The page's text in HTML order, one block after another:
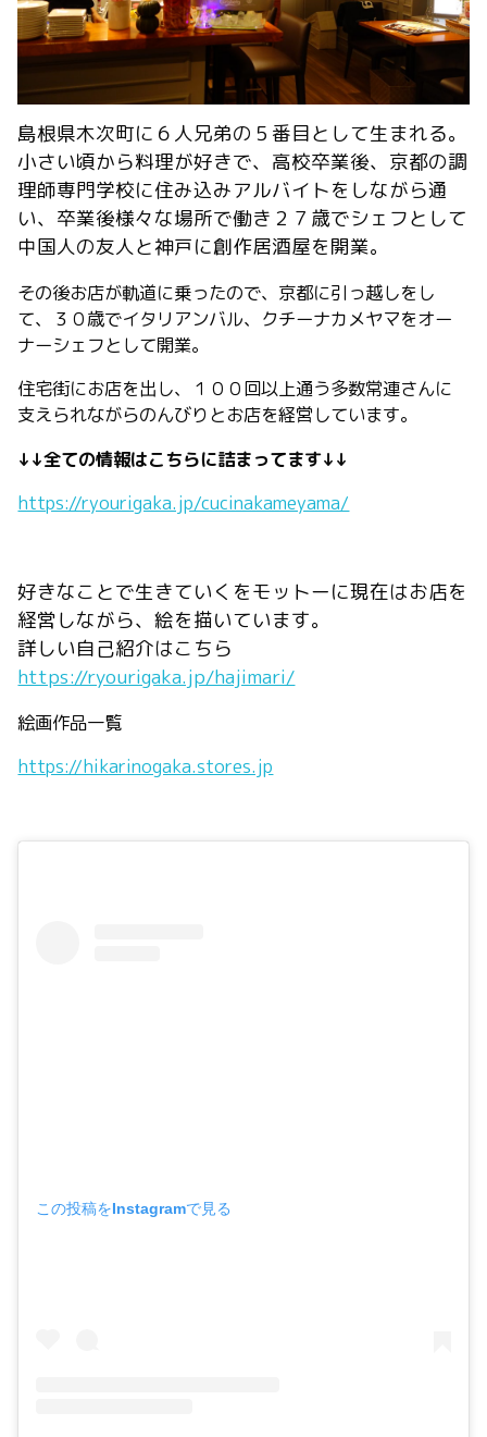
島根県木次町に６人兄弟の５番目として生まれる。
小さい頃から料理が好きで、高校卒業後、京都の調
理師専門学校に住み込みアルバイトをしながら通
い、卒業後様々な場所で働き２７歳でシェフとして
中国人の友人と神戸に創作居酒屋を開業。
その後お店が軌道に乗ったので、京都に引っ越しをし
て、３０歳でイタリアンバル、クチーナカメヤマをオー
ナーシェフとして開業。
住宅街にお店を出し、１００回以上通う多数常連さんに
支えられながらのんびりとお店を経営しています。
↓↓全ての情報はこちらに詰まってます↓↓
https://ryourigaka.jp/cucinakameyama/
好きなことで生きていくをモットーに現在はお店を
経営しながら、絵を描いています。
詳しい自己紹介はこちら
https://ryourigaka.jp/hajimari/
絵画作品一覧
https://hikarinogaka.stores.jp
この投稿をInstagramで見る